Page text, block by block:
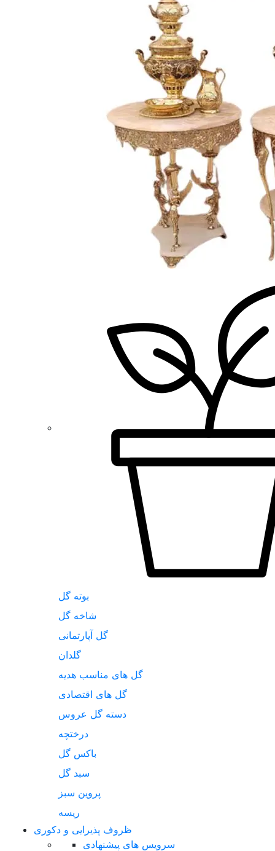
بوته گل
شاخه گل
گل آپارتمانی
گلدان
گل های مناسب هدیه
گل های اقتصادی
دسته گل عروس
درختچه
باکس گل
سبد گل
پروین سبز
ریسه
ظروف پذیرایی و دکوری
سرویس های پیشنهادی